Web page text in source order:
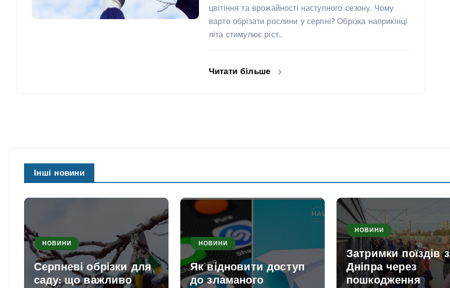
цвітіння та врожайності наступного сезону. Чому
варто обрізати рослини у серпні? Обрізка наприкінці
літа стимулює ріст…
Читати більше
Інші новини
НОВИНИ
Серпневі обрізки для
саду: що важливо
НОВИНИ
Як відновити доступ
до зламаного
НОВИНИ
Затримки поїздів з
Дніпра через
пошкодження